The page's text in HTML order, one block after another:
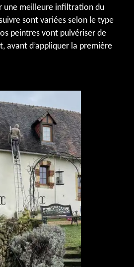
une meilleure infiltration du
sont variées selon le type
peintres vont pulvériser de
avant d’appliquer la première